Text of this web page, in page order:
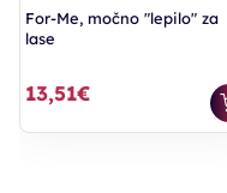
For-Me, močno "lepilo" za
lase
13,51€